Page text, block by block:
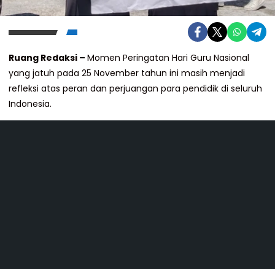
Ruang Redaksi – Momen Peringatan Hari Guru Nasional
yang jatuh pada 25 November tahun ini masih menjadi
refleksi atas peran dan perjuangan para pendidik di seluruh
Indonesia.